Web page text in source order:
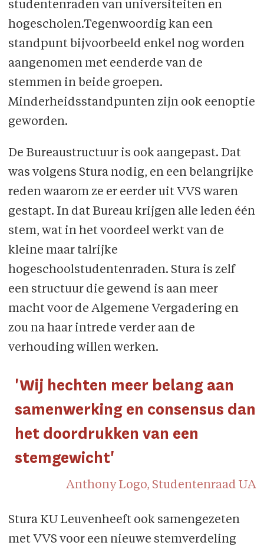
studentenraden van universiteiten en
hogescholen.Tegenwoordig kan een
standpunt bijvoorbeeld enkel nog worden
aangenomen met eenderde van de
stemmen in beide groepen.
Minderheidsstandpunten zijn ook eenoptie
geworden.
De Bureaustructuur is ook aangepast. Dat
was volgens Stura nodig, en een belangrijke
reden waarom ze er eerder uit VVS waren
gestapt. In dat Bureau krijgen alle leden één
stem, wat in het voordeel werkt van de
kleine maar talrijke
hogeschoolstudentenraden. Stura is zelf
een structuur die gewend is aan meer
macht voor de Algemene Vergadering en
zou na haar intrede verder aan de
verhouding willen werken.
'Wij hechten meer belang aan
samenwerking en consensus dan
het doordrukken van een
stemgewicht'
Anthony Logo, Studentenraad UA
Stura KU Leuvenheeft ook samengezeten
met VVS voor een nieuwe stemverdeling